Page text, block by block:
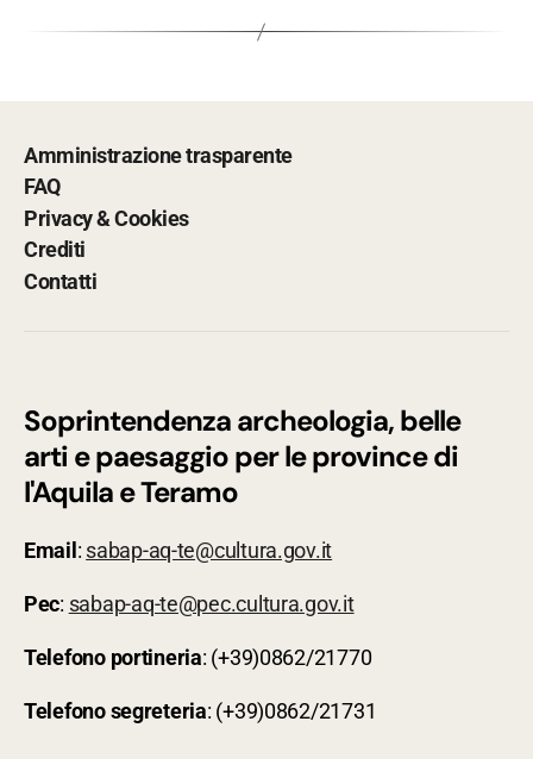
Amministrazione trasparente
FAQ
Privacy & Cookies
Crediti
Contatti
Soprintendenza archeologia, belle
arti e paesaggio per le province di
l'Aquila e Teramo
Email : sabap-aq-te@cultura.gov.it
Pec: sabap-aq-te@pec.cultura.gov.it
Telefono portineria: (+39)0862/21770
Telefonosegreteria: (+39)0862/21731